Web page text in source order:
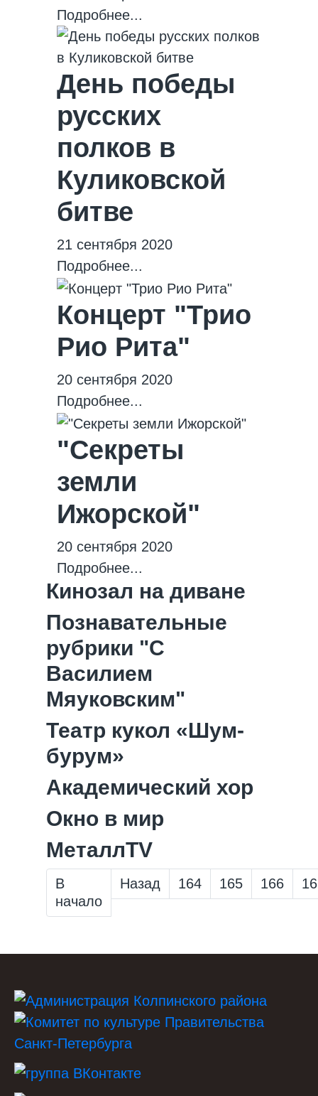
Подробнее...
День победы
русских
полков в
Куликовской
битве
21 сентября 2020
Подробнее...
Концерт "Трио
Рио Рита"
20 сентября 2020
Подробнее...
"Секреты
земли
Ижорской"
20 сентября 2020
Подробнее...
Кинозал на диване
Познавательные
рубрики "С
Василием
Мяуковским"
Театр кукол «Шум-
бурум»
Академический хор
Окно в мир
МеталлTV
В
начало
Назад 164 165 166